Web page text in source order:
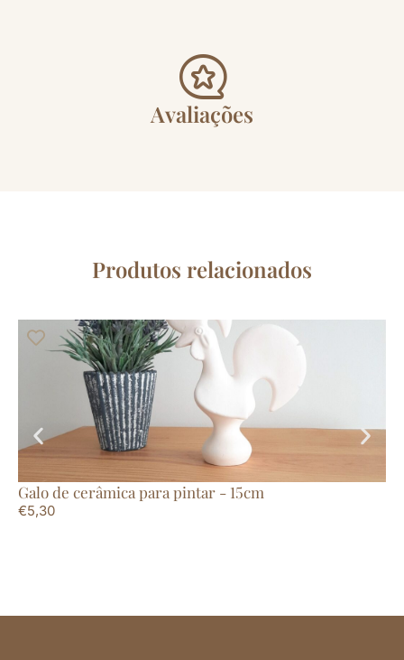
Avaliações
Produtos relacionados
Galo de cerâmica para pintar - 15cm
€5,30